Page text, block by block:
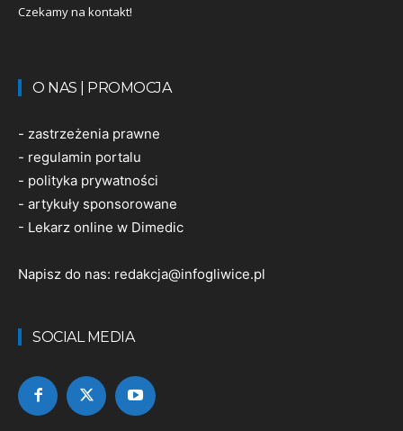
Czekamy na kontakt!
O NAS | PROMOCJA
- zastrzeżenia prawne
- regulamin portalu
- polityka prywatności
- artykuły sponsorowane
- Lekarz online w Dimedic
Napisz do nas: redakcja@infogliwice.pl
SOCIAL MEDIA